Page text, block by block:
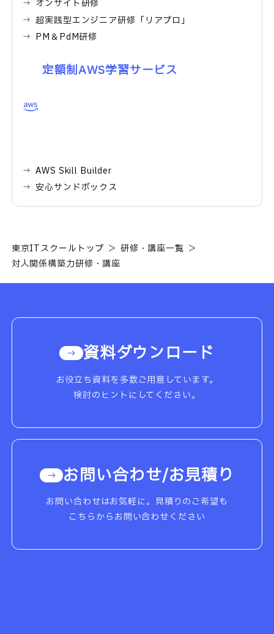
オンサイト研修
超実践型エンジニア研修「リアプロ」
PM＆PdM研修
定額制AWS学習サービス
AWS Skill Builder
安心サンドボックス
東京ITスクールトップ
研修・講座一覧
対人関係構築力研修・講座
資料ダウンロード
お役立ち資料を多数ご用意しています。
検討のヒントにしてください。
お問い合わせ/お見積り
お問い合わせはお気軽に。見積りのご希望も
こちらからお問い合わせください